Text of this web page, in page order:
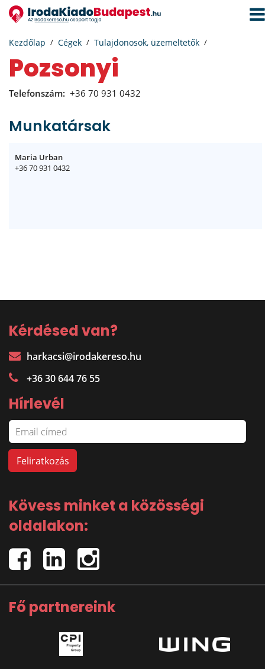
Kezdőlap Cégek Tulajdonosok, üzemeltetők
Pozsonyi
Telefonszám: +36 70 931 0432
Munkatársak
Maria Urban
+36 70 931 0432
Kérdésed van?
harkacsi@irodakereso.hu
+36 30 644 76 55
Hírlevél
Kövess minket a közösségi
oldalakon:
Fő partnereink